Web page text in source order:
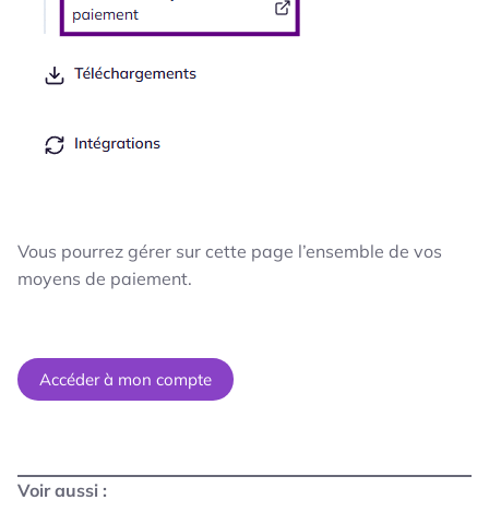
Vous pourrez gérer sur cette page l’ensemble de vos
moyens de paiement.
Accéder à mon compte
Voir aussi :